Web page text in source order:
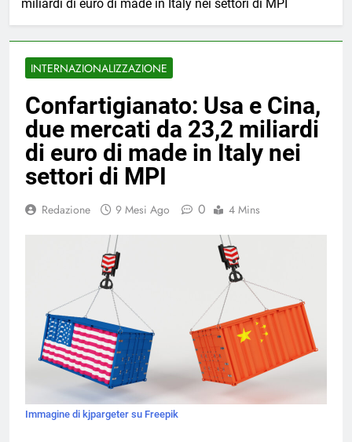
miliardi di euro di made in Italy nei settori di MPI
INTERNAZIONALIZZAZIONE
Confartigianato: Usa e Cina,
due mercati da 23,2 miliardi
di euro di made in Italy nei
settori di MPI
Redazione 9 Mesi Ago 0 4 Mins
Immagine di kjpargeter su Freepik